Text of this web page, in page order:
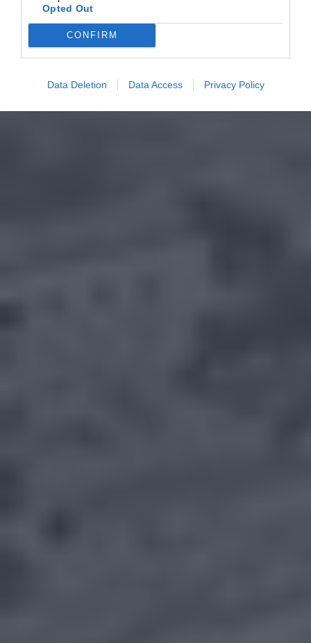
Opted Out
CONFIRM
Data Deletion Data Access Privacy Policy